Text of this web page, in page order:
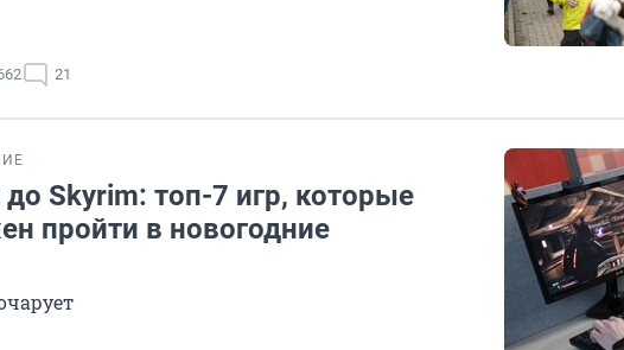
21
Skyrim: топ-7 игр, которые
пройти в новогодние